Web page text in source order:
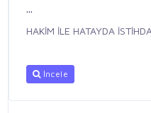
...
HAKİM İLE HATAYDA
İncele